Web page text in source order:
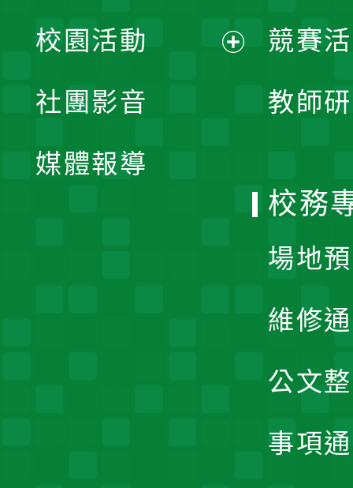
競賽
教師
開
校園活動
社團影音
媒體報導
校務
場地
維修
公文
事項